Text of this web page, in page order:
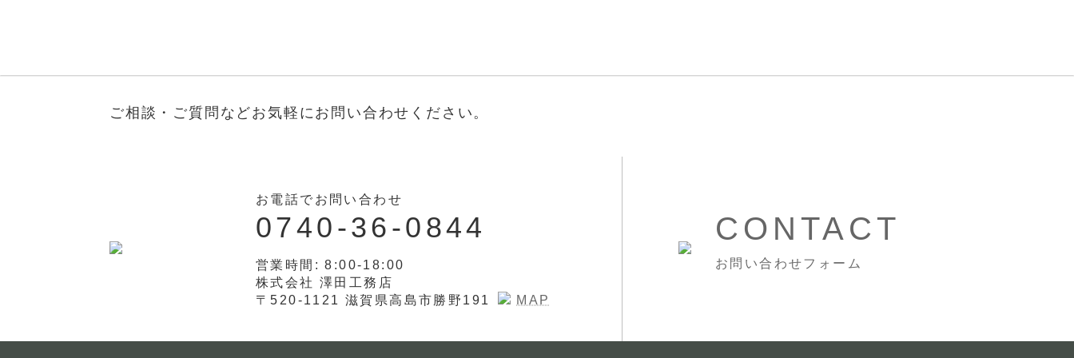
ご相談・ご質問などお気軽にお問い合わせください。
お電話でお問い合わせ
0740-36-0844
営業時間: 8:00-18:00
株式会社 澤田工務店
〒520-1121 滋賀県高島市勝野191
MAP
CONTACT
お問い合わせフォーム